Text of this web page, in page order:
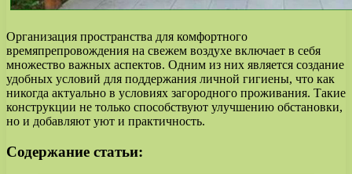
Организация пространства для комфортного
времяпрепровождения на свежем воздухе включает в себя
множество важных аспектов. Одним из них является создание
удобных условий для поддержания личной гигиены, что как
никогда актуально в условиях загородного проживания. Такие
конструкции не только способствуют улучшению обстановки,
но и добавляют уют и практичность.
Содержание статьи: